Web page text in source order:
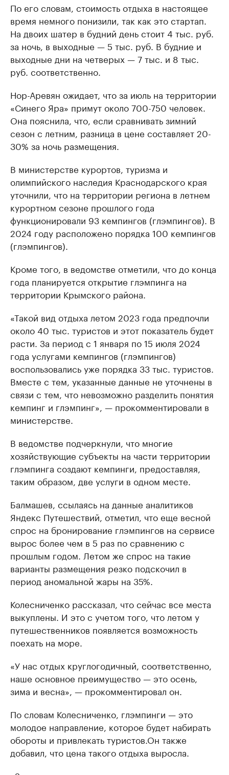
По его словам, стоимость отдыха в настоящее
время немного понизили, так как это стартап.
На двоих шатер в будний день стоит 4 тыс. руб.
за ночь, в выходные — 5 тыс. руб. В будние и
выходные дни на четверых — 7 тыс. и 8 тыс.
руб. соответственно.
Нор-Аревян ожидает, что за июль на территории
«Синего Яра» примут около 700-750 человек.
Она пояснила, что, если сравнивать зимний
сезон с летним, разница в цене составляет 20-
30% за ночь размещения.
В министерстве курортов, туризма и
олимпийского наследия Краснодарского края
уточнили, что на территории региона в летнем
курортном сезоне прошлого года
функционировали 93 кемпингов (глэмпингов). В
2024 году расположено порядка 100 кемпингов
(глэмпингов).
Кроме того, в ведомстве отметили, что до конца
года планируется открытие глэмпинга на
территории Крымского района.
«Такой вид отдыха летом 2023 года предпочли
около 40 тыс. туристов и этот показатель будет
расти. За период с 1 января по 15 июля 2024
года услугами кемпингов (глэмпингов)
воспользовались уже порядка 33 тыс. туристов.
Вместе с тем, указанные данные не уточнены в
связи с тем, что невозможно разделить понятия
кемпинг и глэмпинг», — прокомментировали в
министерстве.
В ведомстве подчеркнули, что многие
хозяйствующие субъекты на части территории
глэмпинга создают кемпинги, предоставляя,
таким образом, две услуги в одном месте.
Балмашев, ссылаясь на данные аналитиков
Яндекс Путешествий, отметил, что еще весной
спрос на бронирование глэмпингов на сервисе
вырос более чем в 5 раз по сравнению с
прошлым годом. Летом же спрос на такие
варианты размещения резко подскочил в
период аномальной жары на 35%.
Колесниченко рассказал, что сейчас все места
выкуплены. И это с учетом того, что летом у
путешественников появляется возможность
поехать на море.
«У нас отдых круглогодичный, соответственно,
наше основное преимущество — это осень,
зима и весна», — прокомментировал он.
По словам Колесниченко, глэмпинги — это
молодое направление, которое будет набирать
обороты и привлекать туристов.Он также
добавил, что цена такого отдыха выросла.